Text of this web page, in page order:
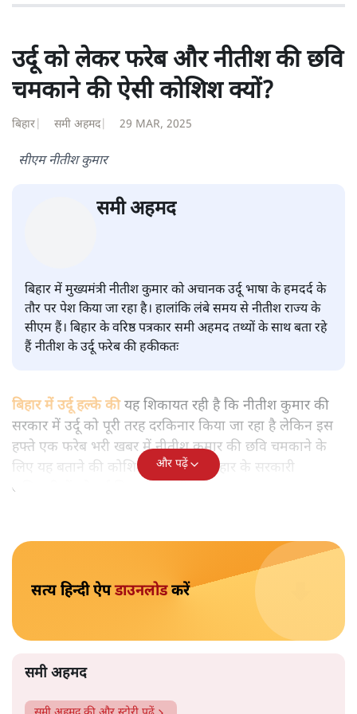
शंभुनाथ शुक्ल
शंभुनाथ शुक्ल की और स्टोरी पढ़ें
चमकाने की ऐसी कोशिश क्यों?
बिहार| समी अहमद| 29 MAR, 2025
समी अहमद
बिहार में मुख्यमंत्री नीतीश कुमार को अचानक उर्दू भाषा के हमदर्द के
तौर पर पेश किया जा रहा है। हालांकि लंबे समय से नीतीश राज्य के
सीएम हैं। बिहार के वरिष्ठ पत्रकार समी अहमद तथ्यों के साथ बता रहे